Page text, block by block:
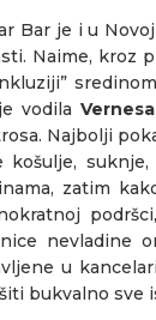
Bar je i u
Naime, kroz
vodila
Najbolji
košulje,
zatim
nevladine
u
bukvalno